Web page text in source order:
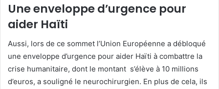
Une enveloppe d’urgence pour
aider Haïti
Aussi, lors de ce sommet l’Union Européenne a débloqué
une enveloppe d’urgence pour aider Haïti à combattre la
crise humanitaire, dont le montant s’élève à 10 millions
d’euros, a souligné le neurochirurgien. En plus de cela, ils